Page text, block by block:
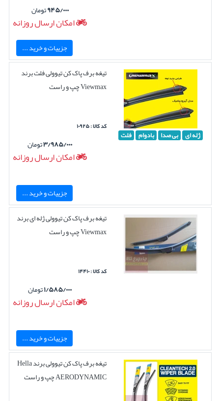
۹۴۵/۰۰۰تومان
امکان ارسال روزانه
جزییات و خرید ...
ژله ای بی صدا بادوام فلت
تیغه برف پاک کن تیوولی فلت برند
Viewmax چپ و راست
کد کالا : ۱۰۹۲۵
۳/۹۸۵/۰۰۰تومان
امکان ارسال روزانه
جزییات و خرید ...
تیغه برف پاک کن تیوولی ژله ای برند
Viewmax چپ و راست
کد کالا : ۱۴۴۱۰
۱/۵۸۵/۰۰۰تومان
امکان ارسال روزانه
جزییات و خرید ...
تیغه برف پاک کن تیوولی برند Hella
AERODYNAMIC چپ و راست